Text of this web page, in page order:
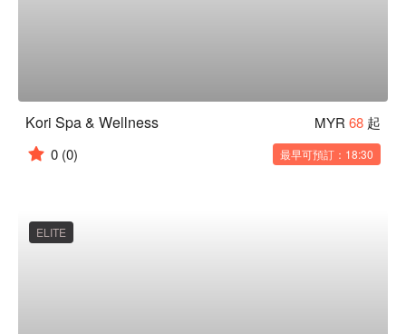
Kori Spa & Wellness MYR 68 起
0 (0) 最早可預訂：18:30
ELITE